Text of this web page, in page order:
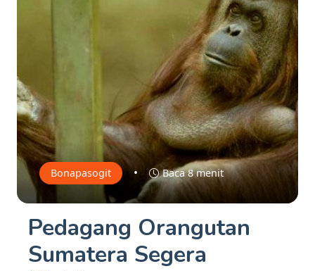
Bonapasogit • Baca 8 menit
Pedagang Orangutan
Sumatera Segera